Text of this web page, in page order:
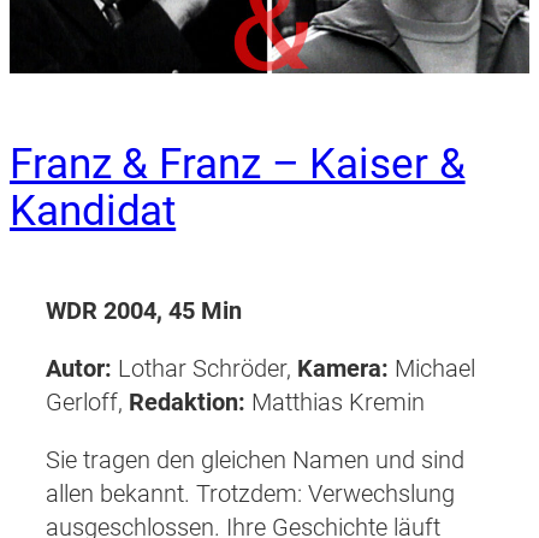
Franz & Franz – Kaiser &
Kandidat
WDR 2004, 45 Min
Autor: Lothar Schröder, Kamera: Michael
Gerloff, Redaktion: Matthias Kremin
Sie tragen den gleichen Namen und sind
allen bekannt. Trotzdem: Verwechslung
ausgeschlossen. Ihre Geschichte läuft